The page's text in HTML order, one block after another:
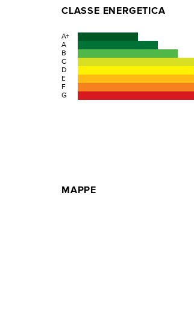
CLASSE ENERGETICA
A+
A
B
C
D
E
F
G
MAPPE